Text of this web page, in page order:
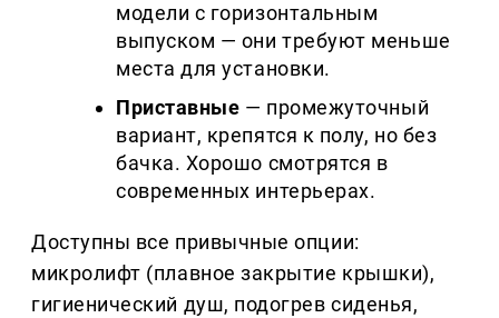
модели с горизонтальным
выпуском — они требуют меньше
места для установки.
Приставные — промежуточный
вариант, крепятся к полу, но без
бачка. Хорошо смотрятся в
современных интерьерах.
Доступны все привычные опции:
микролифт (плавное закрытие крышки),
гигиенический душ, подогрев сиденья,